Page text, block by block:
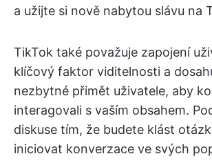
a užijte si nově nabytou slávu na
TikTok také považuje zapojení
klíčový faktor viditelnosti a
nezbytné přimět uživatele, aby
interagovali s vaším obsahem.
diskuse tím, že budete klást
iniciovat konverzace ve svých